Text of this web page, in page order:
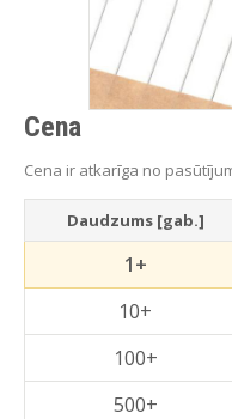
Cena
Cena ir atkarīga no
Daudzums [gab.]
1+
10+
100+
500+